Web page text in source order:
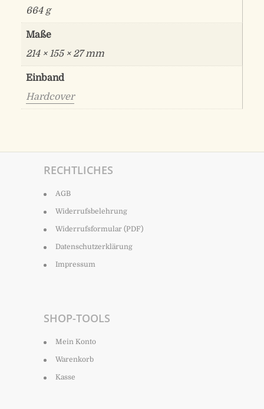
664 g
Maße
214 × 155 × 27 mm
Einband
Hardcover
RECHTLICHES
AGB
Widerrufsbelehrung
Widerrufsformular (PDF)
Datenschutzerklärung
Impressum
SHOP-TOOLS
Mein Konto
Warenkorb
Kasse